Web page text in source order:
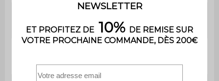
d'appoint
Ø32 x H 42cm